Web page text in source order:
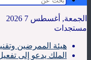
الجمعة, أغسطس 7 2026
مستجدات
هيئة الممرضين
الملك يدعو إلى